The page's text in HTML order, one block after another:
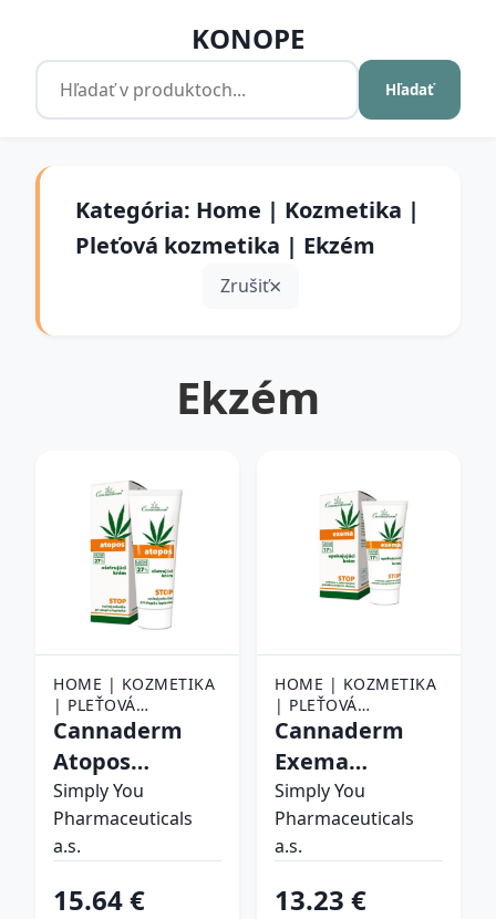
KONOPE
Hľadať
Kategória: Home | Kozmetika |
Pleťová kozmetika | Ekzém
Zrušiť
Ekzém
HOME | KOZMETIKA
| PLEŤOVÁ
KOZMETIKA | EKZÉM
Cannaderm
Atopos
ošetrujúci
krém na
atopiu a
psoriázu 75 g
Simply You
Pharmaceuticals
a.s.
15.64 €
HOME | KOZMETIKA
| PLEŤOVÁ
KOZMETIKA | EKZÉM
Cannaderm
Exema
upokojujúci
krém na
ekzém 50 g
Simply You
Pharmaceuticals
a.s.
13.23 €